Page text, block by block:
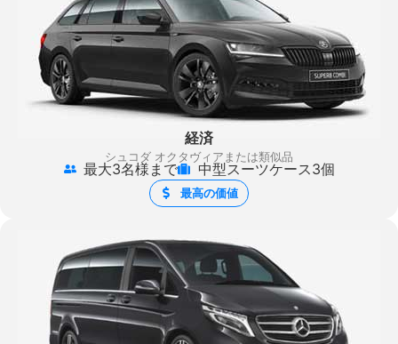
経済
シュコダ オクタヴィアまたは類似品
最大3名様まで 中型スーツケース3個
最高の価値